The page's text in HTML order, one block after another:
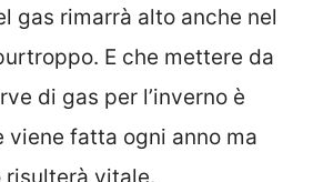
gas rimarrà alto anche nel
E che mettere da
di gas per l’inverno è
viene fatta ogni anno ma